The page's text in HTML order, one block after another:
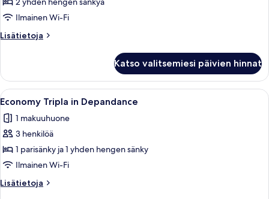
in
Depandance
kuvat
Ilmainen Wi-Fi
Lisätietoja
Lisätietoja
in
Depandance
Katso valitsemiesi päivien hinnat
Avaa
kaikki
huonetyypin
Economy
Tripla
in
Depandance
kuvat
Hotellihuone, jossa on kaksi
4
Economy Tripla in Depandance
1 makuuhuone
3 henkilöä
1 parisänky ja 1 yhden hengen sänky
Ilmainen Wi-Fi
Lisätietoja
Lisätietoja